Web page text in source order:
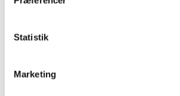
Statistik
Marketing
2013 (4)
2011 (2)